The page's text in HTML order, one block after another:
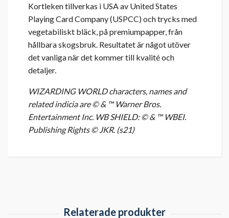
Kortleken tillverkas i USA av United States
Playing Card Company (USPCC) och trycks med
vegetabiliskt bläck, på premiumpapper, från
hållbara skogsbruk. Resultatet är något utöver
det vanliga när det kommer till kvalité och
detaljer.
WIZARDING WORLD characters, names and
related indicia are © & ™ Warner Bros.
Entertainment Inc. WB SHIELD: © & ™ WBEI.
Publishing Rights © JKR. (s21)